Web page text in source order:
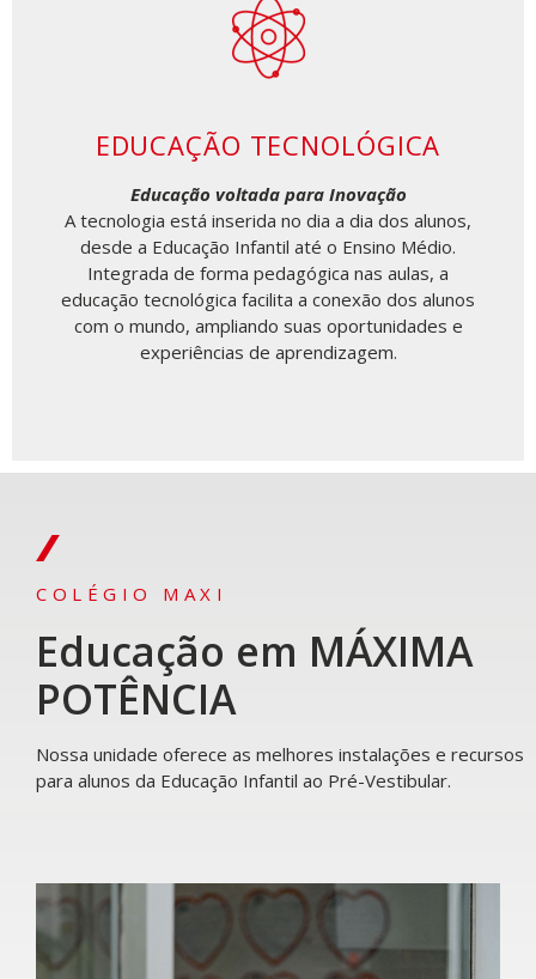
EDUCAÇÃO TECNOLÓGICA
Educação voltada para Inovação
A tecnologia está inserida no dia a dia dos alunos,
desde a Educação Infantil até o Ensino Médio.
Integrada de forma pedagógica nas aulas, a
educação tecnológica facilita a conexão dos alunos
com o mundo, ampliando suas oportunidades e
experiências de aprendizagem.
COLÉGIO MAXI
Educação em MÁXIMA
POTÊNCIA
Nossa unidade oferece as melhores instalações e recursos
para alunos da Educação Infantil ao Pré-Vestibular.